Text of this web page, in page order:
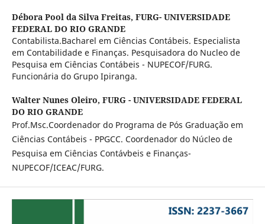
Débora Pool da Silva Freitas, FURG- UNIVERSIDADE
FEDERAL DO RIO GRANDE
Contabilista.Bacharel em Ciências Contábeis. Especialista
em Contabilidade e Finanças. Pesquisadora do Nucleo de
Pesquisa em Ciências Contábeis - NUPECOF/FURG.
Funcionária do Grupo Ipiranga.
Walter Nunes Oleiro, FURG - UNIVERSIDADE FEDERAL
DO RIO GRANDE
Prof.Msc.Coordenador do Programa de Pós Graduação em
Ciências Contábeis - PPGCC. Coordenador do Núcleo de
Pesquisa em Ciências Contávbeis e Finanças-
NUPECOF/ICEAC/FURG.